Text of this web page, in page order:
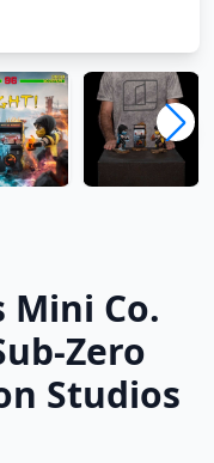
Mini Co.
Zero
Studios